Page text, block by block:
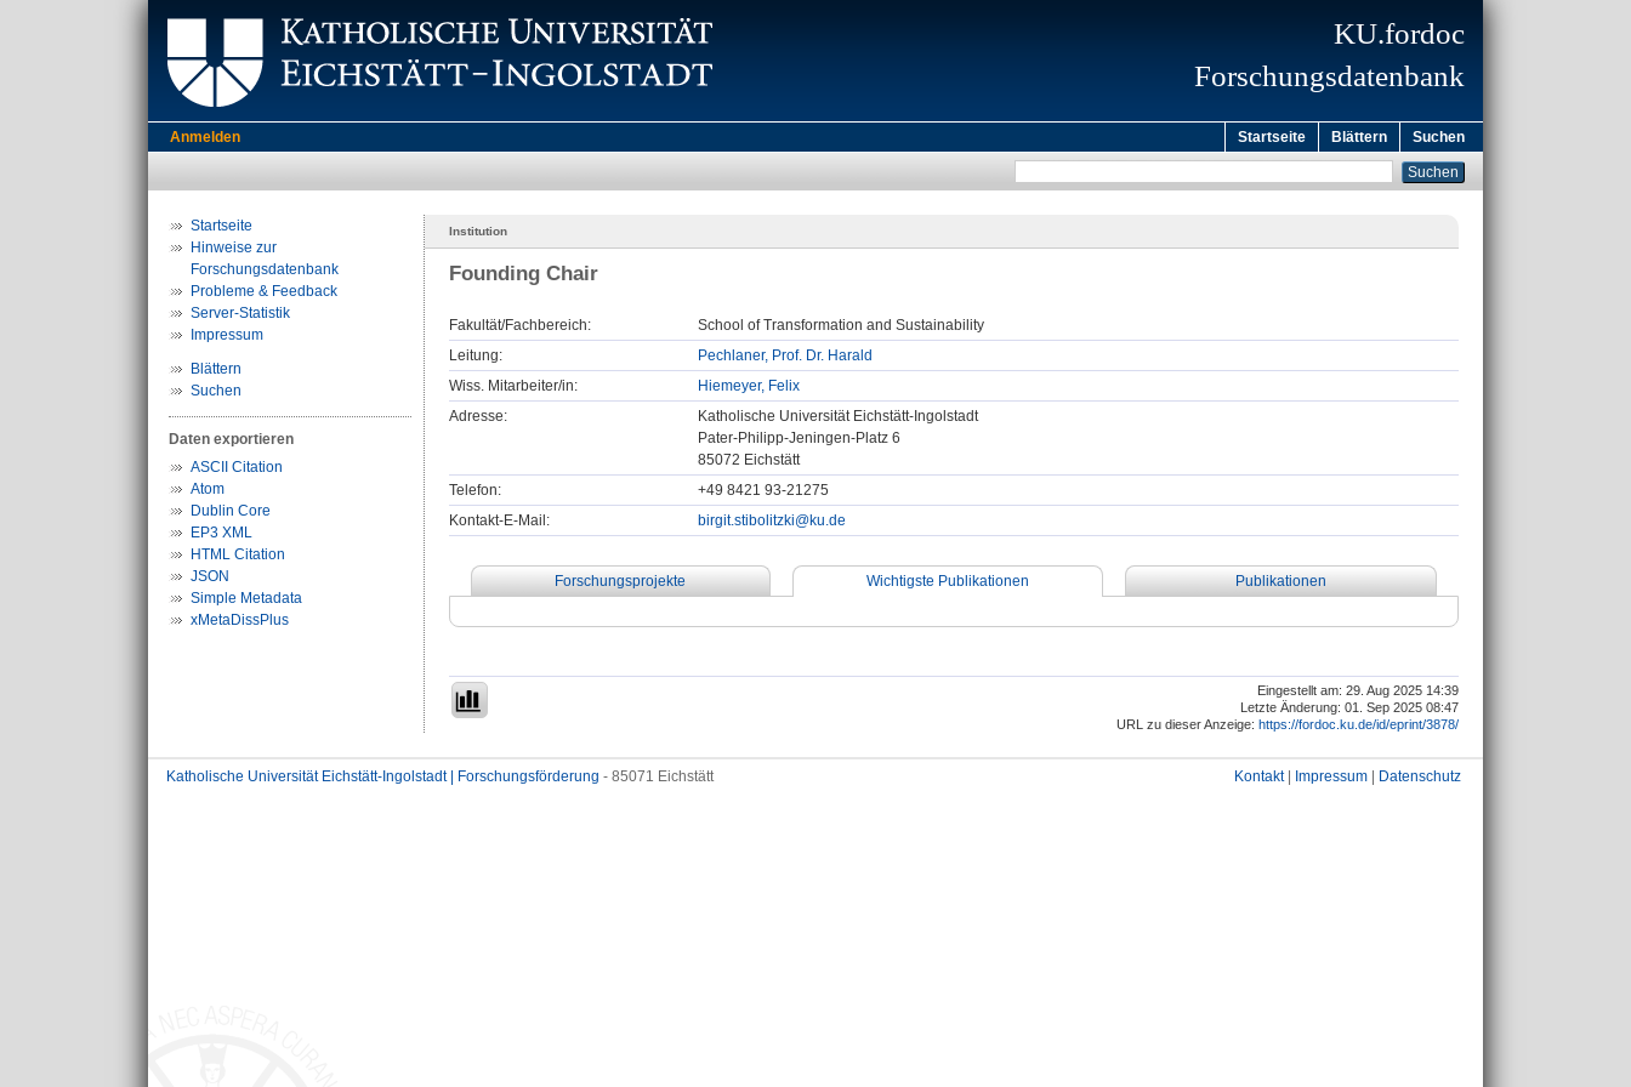
KU.fordoc
Forschungsdatenbank
Anmelden Startseite Blättern Suchen
Startseite
Hinweise zur
Forschungsdatenbank
Probleme & Feedback
Server-Statistik
Impressum
Blättern
Suchen
Daten exportieren
ASCII Citation
Atom
Dublin Core
EP3 XML
HTML Citation
JSON
Simple Metadata
xMetaDissPlus
Institution
Founding Chair
Fakultät/Fachbereich:
School of Transformation and Sustainability
Leitung:
Pechlaner, Prof. Dr. Harald
Wiss. Mitarbeiter/in:
Hiemeyer, Felix
Adresse:
Katholische Universität Eichstätt-Ingolstadt
Pater-Philipp-Jeningen-Platz 6
85072 Eichstätt
Telefon:
+49 8421 93-21275
Kontakt-E-Mail:
birgit.stibolitzki@ku.de
Forschungsprojekte Wichtigste Publikationen Publikationen
Eingestellt am: 29. Aug 2025 14:39
Letzte Änderung: 01. Sep 2025 08:47
URL zu dieser Anzeige: https://fordoc.ku.de/id/eprint/3878/
Katholische Universität Eichstätt-Ingolstadt | Forschungsförderung - 85071 Eichstätt Kontakt| Impressum Datenschutz